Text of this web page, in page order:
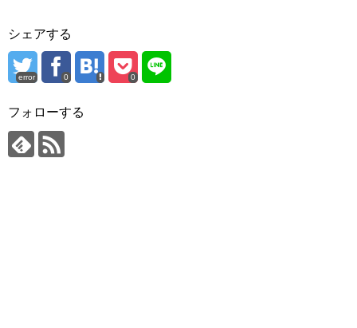
シェアする
error 0 0
フォローする